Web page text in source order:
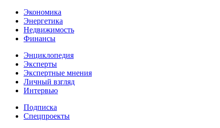
Экономика
Энергетика
Недвижимость
Финансы
Энциклопедия
Эксперты
Экспертные мнения
Личный взгляд
Интервью
Подписка
Спецпроекты